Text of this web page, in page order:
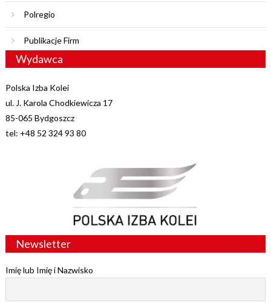
Polregio
Publikacje Firm
Wydawca
Polska Izba Kolei
ul. J. Karola Chodkiewicza 17
85-065 Bydgoszcz
tel: +48 52 324 93 80
Newsletter
Imię lub Imię i Nazwisko